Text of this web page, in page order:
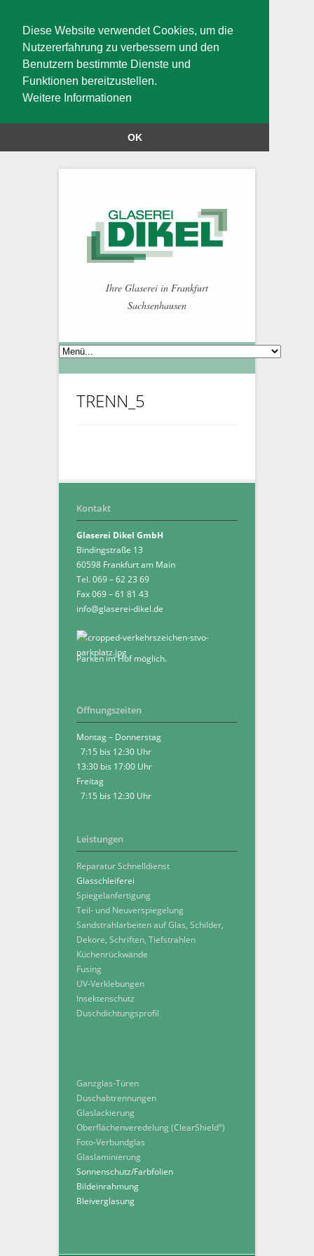
Diese Website verwendet Cookies, um die
Nutzererfahrung zu verbessern und den
Benutzern bestimmte Dienste und
Funktionen bereitzustellen.
Weitere Informationen
OK
Ihre Glaserei in Frankfurt
Sachsenhausen
TRENN_5
Kontakt
Glaserei Dikel GmbH
Bindingstraße 13
60598 Frankfurt am Main
Tel. 069 – 62 23 69
Fax 069 – 61 81 43
info@glaserei-dikel.de
Parken im Hof möglich.
Öffnungszeiten
Montag – Donnerstag
7:15 bis 12:30 Uhr
13:30 bis 17:00 Uhr
Freitag
7:15 bis 12:30 Uhr
Leistungen
Reparatur Schnelldienst
Glasschleiferei
Spiegelanfertigung
Teil- und Neuverspiegelung
Sandstrahlarbeiten auf Glas, Schilder,
Dekore, Schriften, Tiefstrahlen
Küchenrückwände
Fusing
UV-Verklebungen
Insektenschutz
Duschdichtungsprofil
Ganzglas-Türen
Duschabtrennungen
Glaslackierung
Oberflächenveredelung (ClearShield®)
Foto-Verbundglas
Glaslaminierung
Sonnenschutz/Farbfolien
Bildeinrahmung
Bleiverglasung